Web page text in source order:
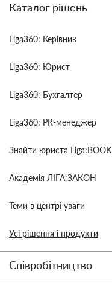
Каталог рішень
Liga360: Керівник
Liga360: Юрист
Liga360: Бухгалтер
Liga360: PR-менеджер
Знайти юриста Liga:BOOK
Академія ЛІГА:ЗАКОН
Теми в центрі уваги
Усі рішення і продукти
Співробітництво